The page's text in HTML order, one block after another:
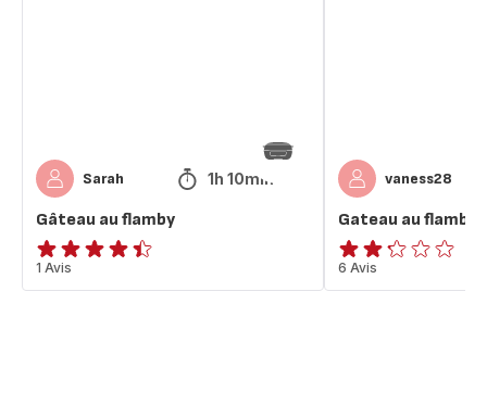
Sarah 1h 10min
Gâteau au flamby
ratings.4.4
1 Avis
vaness28
Gateau au flamby
ratings.2.2
6 Avis